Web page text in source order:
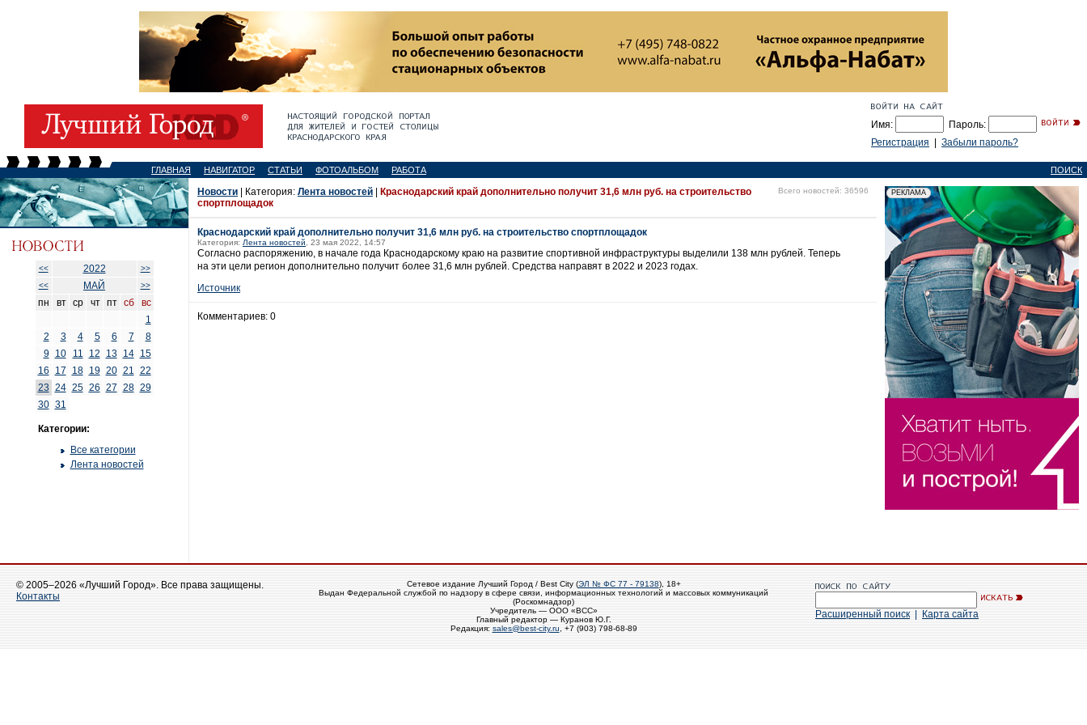
Имя:
Пароль:
Регистрация
Забыли пароль?
ГЛАВНАЯ НАВИГАТОР СТАТЬИ ФОТОАЛЬБОМ РАБОТА ПОИСК
<< 2022
>>
<<
МАЙ >>
пн вт ср чт пт сб
вс
1
2
3 4 5 6 7
8
9
10 11 12 13 14
15
16
17 18 19 20 21 22
23 24 25 26 27 28 29
30 31
Категории:
Все категории
Лента новостей
Новости | Категория: Лента новостей
Краснодарский край дополнительно получит 31,6 млн руб. на строительство
спортплощадок
Всего новостей: 36596
Краснодарский край дополнительно получит 31,6 млн руб. на строительство спортплощадок
Категория: Лента новостей , 23 мая 2022, 14:57
Согласно распоряжению, в начале года Краснодарскому краю на развитие спортивной инфраструктуры выделили 138 млн рублей. Теперь
на эти цели регион дополнительно получит более 31,6 млн рублей. Средства направят в 2022 и 2023 годах.
Источник
Комментариев: 0
© 2005–2026 «Лучший Город». Все права защищены.
Контакты
Сетевое издание Лучший Город / Best City (ЭЛ № ФС 77 - 79138), 18+
Выдан Федеральной службой по надзору в сфере связи, информационных технологий и массовых коммуникаций
(Роскомнадзор)
Учредитель — ООО «ВСС»
Главный редактор — Куранов Ю.Г.
Редакция: sales@best-city.ru , +7 (903) 798-68-89
Расширенный поиск Карта сайта